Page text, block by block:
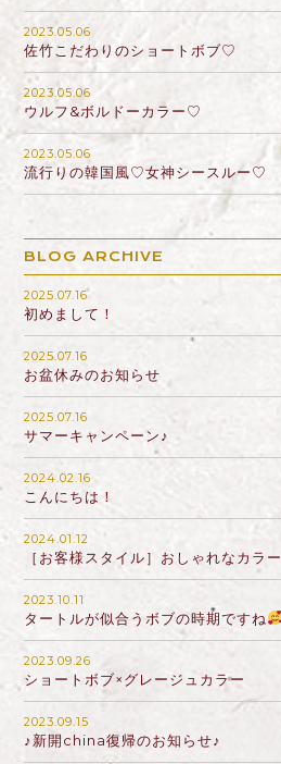
2023.05.06
佐竹こだわりのショートボブ♡
2023.05.06
ウルフ&ボルドーカラー♡
2023.05.06
流行りの韓国風♡女神シースルー♡
BLOG ARCHIVE
2025.07.16
初めまして！
2025.07.16
お盆休みのお知らせ
2025.07.16
サマーキャンペーン♪
2024.02.16
こんにちは！
2024.01.12
［お客様スタイル］おしゃれなカラー
2023.10.11
タートルが似合うボブの時期ですね
2023.09.26
ショートボブ×グレージュカラー
2023.09.15
♪新開china復帰のお知らせ♪